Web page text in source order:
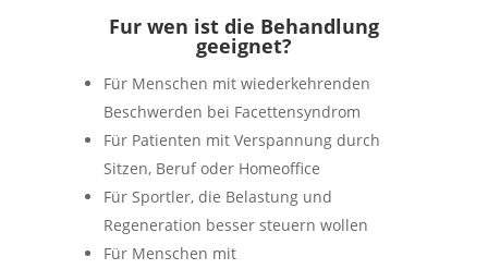
Fur wen ist die Behandlung
geeignet?
Für Menschen mit wiederkehrenden
Beschwerden bei Facettensyndrom
Für Patienten mit Verspannung durch
Sitzen, Beruf oder Homeoffice
Für Sportler, die Belastung und
Regeneration besser steuern wollen
Für Menschen mit